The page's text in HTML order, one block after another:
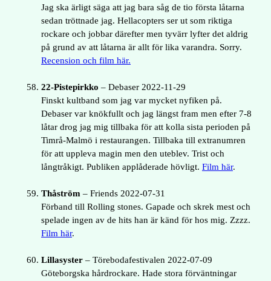
Jag ska ärligt säga att jag bara såg de tio första låtarna
sedan tröttnade jag. Hellacopters ser ut som riktiga
rockare och jobbar därefter men tyvärr lyfter det aldrig
på grund av att låtarna är allt för lika varandra. Sorry.
Recension och film här.
22-Pistepirkko – Debaser 2022-11-29
Finskt kultband som jag var mycket nyfiken på.
Debaser var knökfullt och jag längst fram men efter 7-8
låtar drog jag mig tillbaka för att kolla sista perioden på
Timrå-Malmö i restaurangen. Tillbaka till extranumren
för att uppleva magin men den uteblev. Trist och
långtråkigt. Publiken applåderade hövligt. Film här.
Thåström – Friends 2022-07-31
Förband till Rolling stones. Gapade och skrek mest och
spelade ingen av de hits han är känd för hos mig. Zzzz.
Film här.
Lillasyster – Törebodafestivalen 2022-07-09
Göteborgska hårdrockare. Hade stora förväntningar